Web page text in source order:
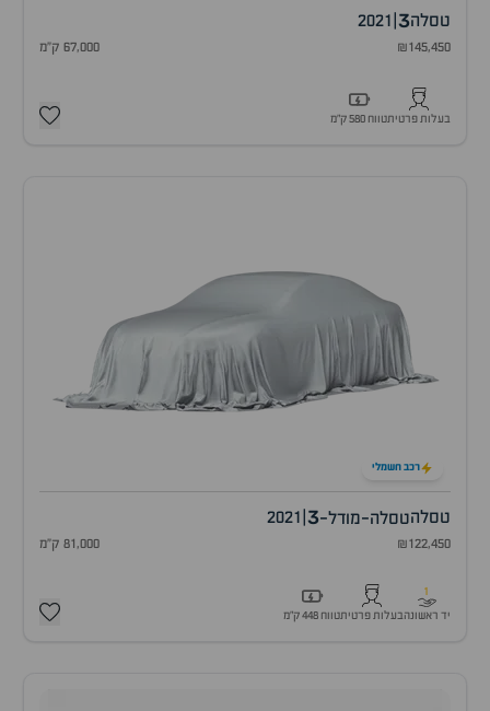
טסלה3
2021
₪145,450 67,000 ק"מ
בעלות פרטיתטווח 580 ק״מ
רכב חשמלי
טסלהטסלה-מודל-3
2021
₪122,450 81,000 ק"מ
1
יד ראשונהבעלות פרטיתטווח 448 ק״מ